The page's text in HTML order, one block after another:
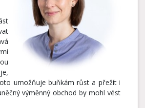
umožňuje buňkám růst a přežít i
výměnný obchod by mohl vést